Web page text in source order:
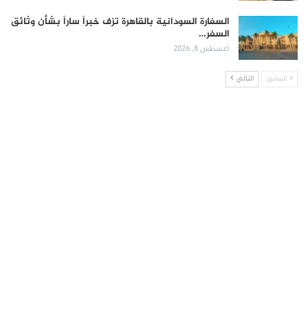
السفارة السودانية بالقاهرة تزف خبراً ساراً بشأن وثائق
السفر…
أغسطس 8, 2026
السابق التالي